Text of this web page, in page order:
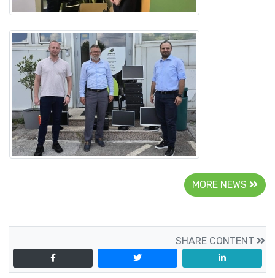
MORE NEWS
SHARE CONTENT